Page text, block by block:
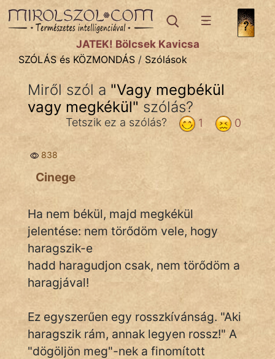
SZÓLÁS ÉS KÖZMONDÁStémák:
Bibliai
Közmondások
Szállóigék
Szóláscsoportok
Szólások
Tréfás
IRODALOM
SZÓLÁS
JÁTÉK! Bölcsek Kavicsa
SZÓLÁS és KÖZMONDÁS / Szólások
Miről szól a "Vagy megbékül
vagy megkékül" szólás?
0
1
Tetszik ez a szólás?
838
Cinege
Ha nem békül, majd megkékül
jelentése: nem törődöm vele, hogy
haragszik-e
hadd haragudjon csak, nem törődöm a
haragjával!
Ez egyszerűen egy rosszkívánság. "Aki
haragszik rám, annak legyen rossz!" A
"dögöljön meg"-nek a finomított